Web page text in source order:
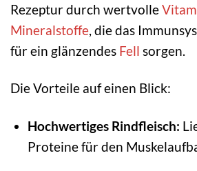
Rezeptur durch wertvolle
Mineralstoffe , die das
für ein glänzendes Fell sorgen.
Die Vorteile auf einen Blick:
Hochwertiges Rindfleisch:
Proteine für den